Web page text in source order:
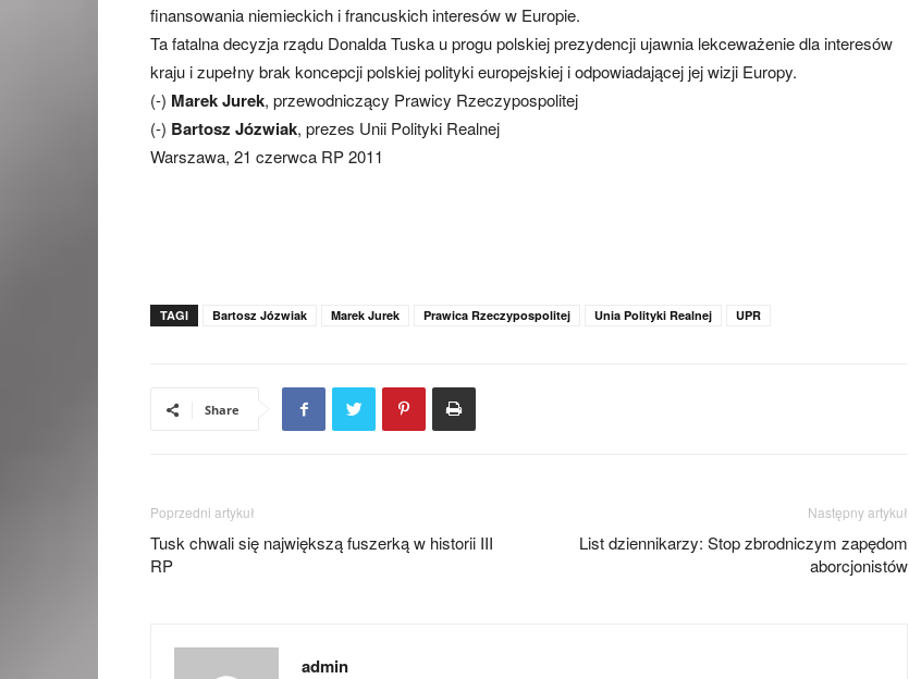
finansowania niemieckich i francuskich interesów w Europie.
Ta fatalna decyzja rządu Donalda Tuska u progu polskiej prezydencji ujawnia lekceważenie dla interesów
kraju i zupełny brak koncepcji polskiej polityki europejskiej i odpowiadającej jej wizji Europy.
(-) Marek Jurek, przewodniczący Prawicy Rzeczypospolitej
(-) Bartosz Józwiak, prezes Unii Polityki Realnej
Warszawa, 21 czerwca RP 2011
TAGI Bartosz Józwiak Marek Jurek Prawica Rzeczypospolitej Unia Polityki Realnej UPR
Share
Poprzedni artykuł
Tusk chwali się największą fuszerką w historii III
RP
Następny artykuł
List dziennikarzy: Stop zbrodniczym zapędom
aborcjonistów
admin